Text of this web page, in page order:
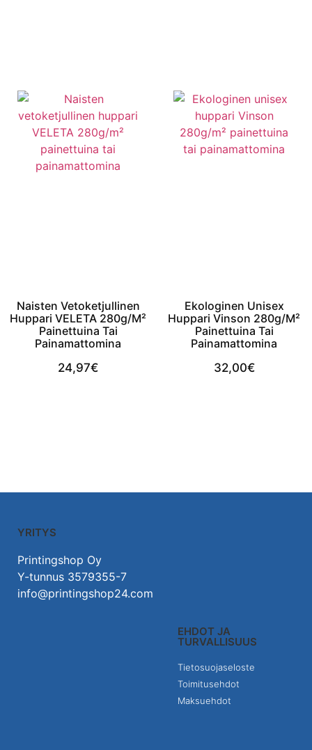
Naisten Vetoketjullinen
Huppari VELETA 280g/m²
Painettuina Tai
Painamattomina
24,97€
Ekologinen Unisex
Huppari Vinson 280g/m²
Painettuina Tai
Painamattomina
32,00€
YRITYS
Printingshop Oy
Y-tunnus 3579355-7
info@printingshop24.com
EHDOT JA
TURVALLISUUS
Tietosuojaseloste
Toimitusehdot
Maksuehdot